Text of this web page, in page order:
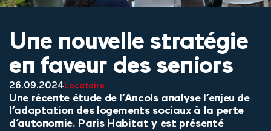
Une nouvelle stratégie
en faveur des seniors
26.09.2024 Locataire
Une récente étude de l’Ancols analyse l’enjeu de
l’adaptation des logements sociaux à la perte
d’autonomie. Paris Habitat y est présenté